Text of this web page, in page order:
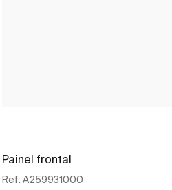
Painel frontal
Ref:A259931000